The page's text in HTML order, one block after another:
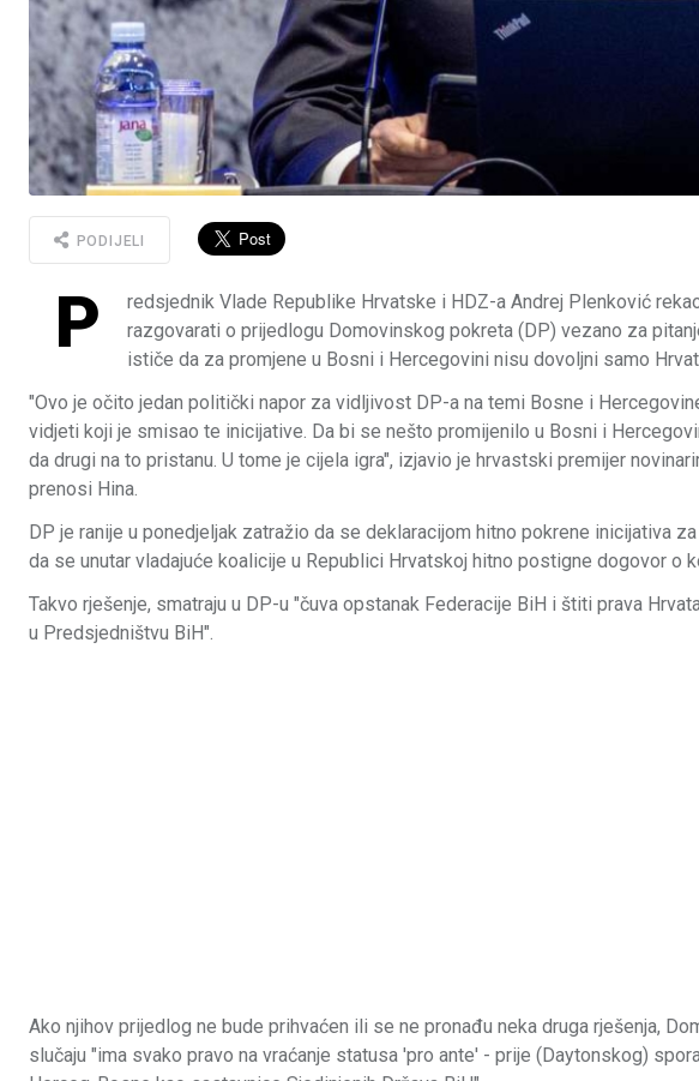
PODIJELI
P
redsjednik Vlade Republike Hrvatske i HDZ-a Andrej Plenković
razgovarati o prijedlogu Domovinskog pokreta (DP) vezano za
ističe da za promjene u Bosni i Hercegovini nisu dovoljni samo
"Ovo je očito jedan politički napor za vidljivost DP-a na temi Bosne i
vidjeti koji je smisao te inicijative. Da bi se nešto promijenilo u Bosni i
da drugi na to pristanu. U tome je cijela igra", izjavio je hrvastski premijer
prenosi Hina.
DP je ranije u ponedjeljak zatražio da se deklaracijom hitno pokrene inicijativa
da se unutar vladajuće koalicije u Republici Hrvatskoj hitno postigne dogovor o
Takvo rješenje, smatraju u DP-u "čuva opstanak Federacije BiH i štiti prava
u Predsjedništvu BiH".
Ako njihov prijedlog ne bude prihvaćen ili se ne pronađu neka druga rješenja,
slučaju "ima svako pravo na vraćanje statusa 'pro ante' - prije (Daytonskog)